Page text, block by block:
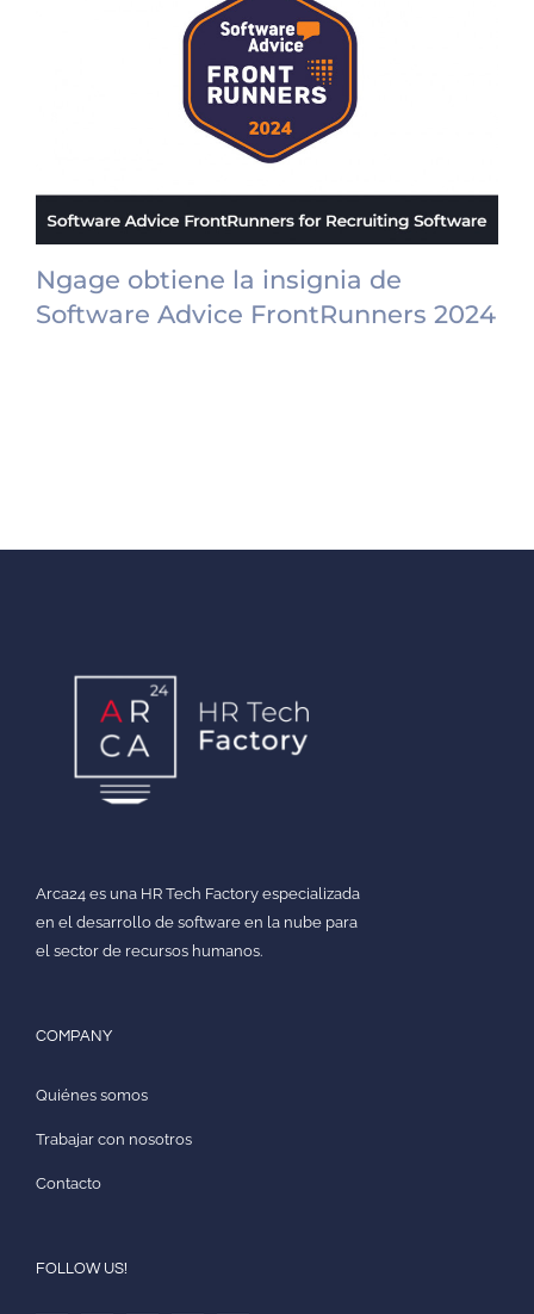
Ngage obtiene la insignia de
Software Advice FrontRunners 2024
Arca24 es una HR Tech Factory especializada
en el desarrollo de software en la nube para
el sector de recursos humanos.
COMPANY
Quiénes somos
Trabajar con nosotros
Contacto
FOLLOW US!